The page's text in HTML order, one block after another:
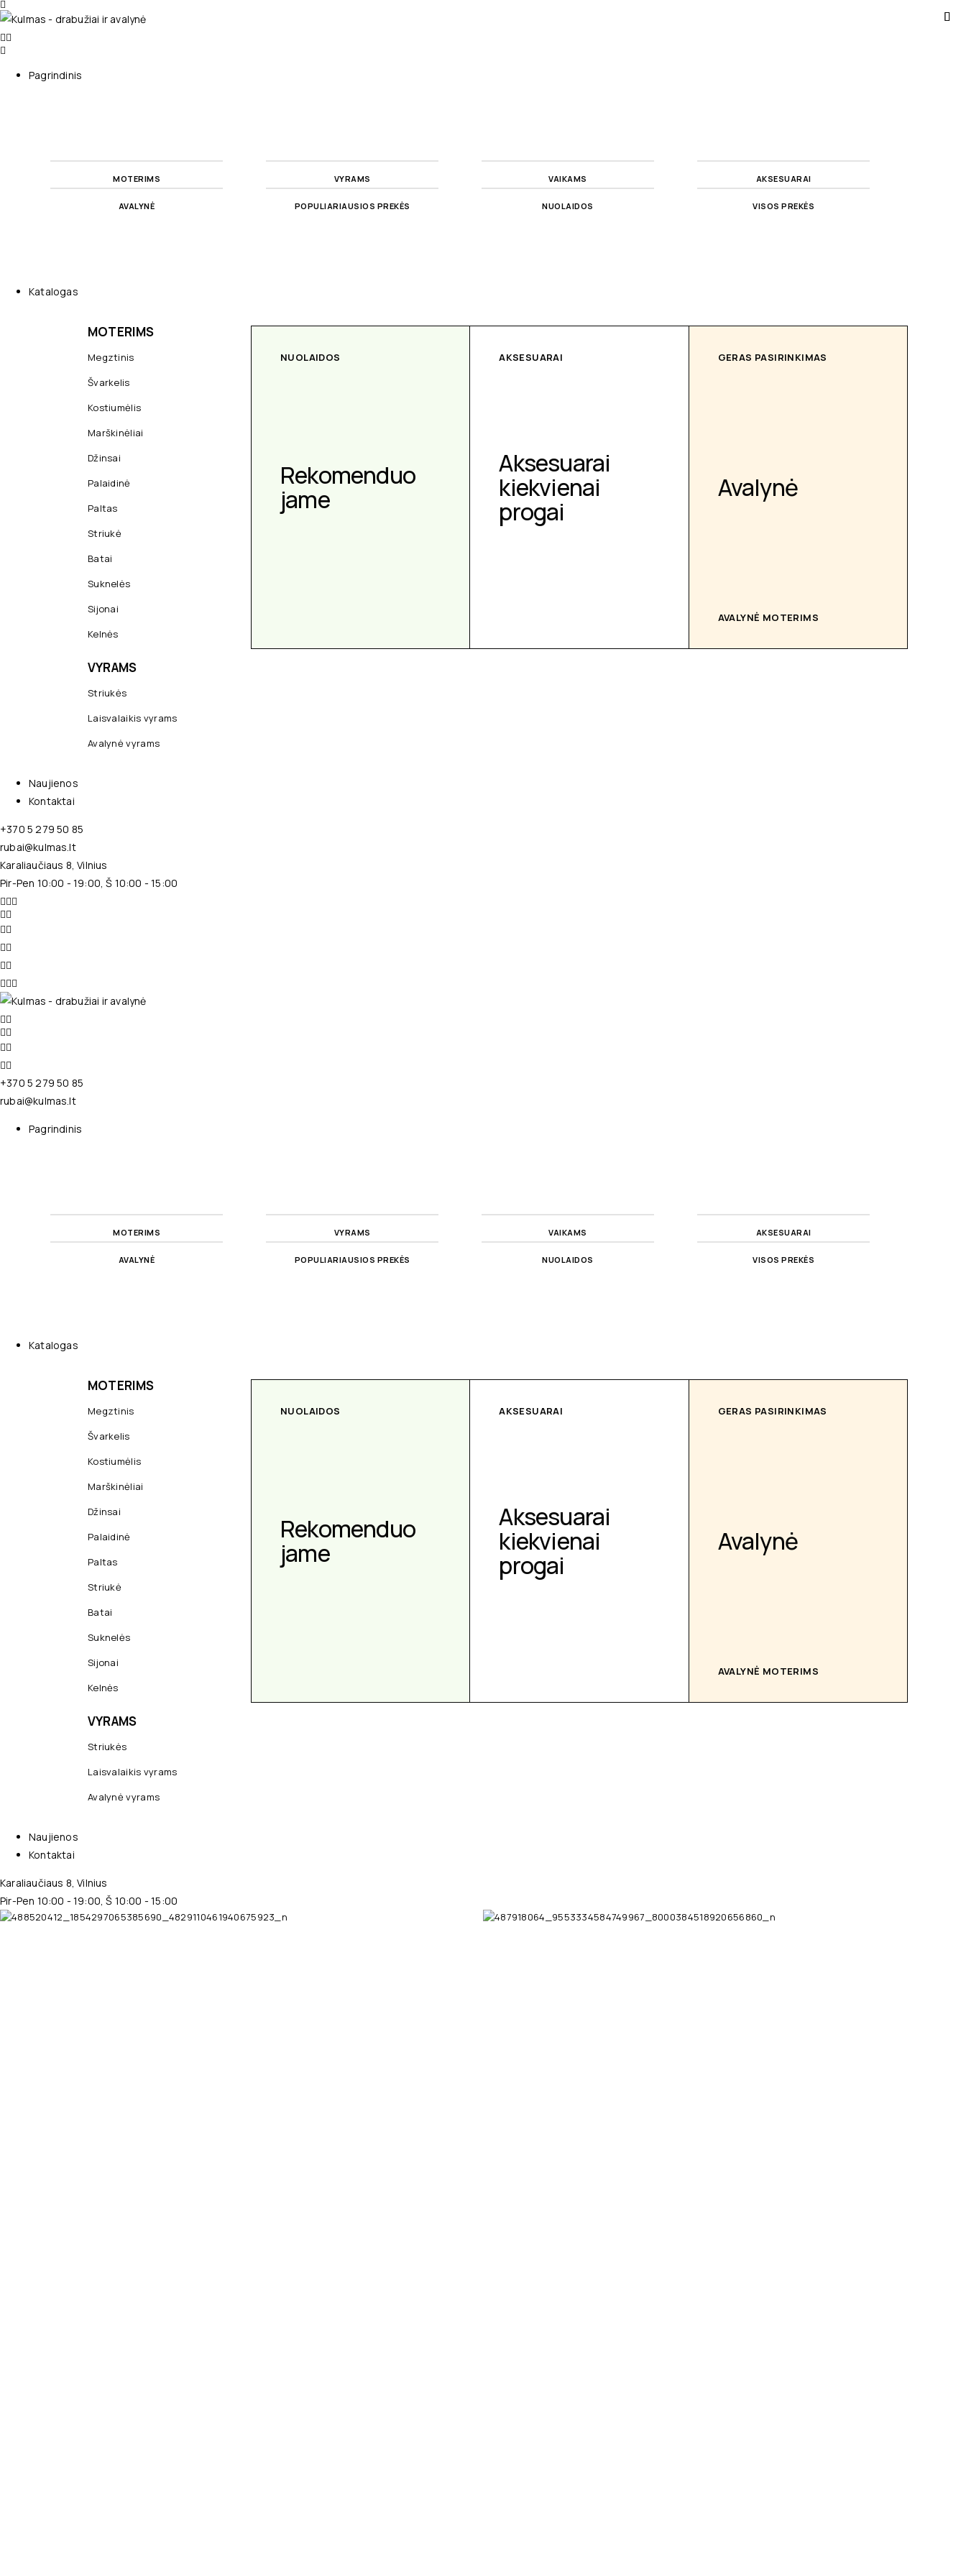
Pagrindinis
MOTERIMS VYRAMS VAIKAMS AKSESUARAI
AVALYNĖ POPULIARIAUSIOS PREKĖS NUOLAIDOS VISOS PREKĖS
Katalogas
MOTERIMS
Megztinis
Švarkelis
Kostiumėlis
Marškinėliai
Džinsai
Palaidinė
Paltas
Striukė
Batai
Suknelės
Sijonai
Kelnės
VYRAMS
Striukės
Laisvalaikis vyrams
Avalynė vyrams
NUOLAIDOS
Rekomenduo
jame
AKSESUARAI
Aksesuarai
kiekvienai
progai
GERAS PASIRINKIMAS
Avalynė
AVALYNĖ MOTERIMS
Naujienos
Kontaktai
+370 5 279 50 85
rubai@kulmas.lt
Karaliaučiaus 8, Vilnius
Pir-Pen 10:00 - 19:00, Š 10:00 - 15:00
+370 5 279 50 85
rubai@kulmas.lt
Pagrindinis
MOTERIMS VYRAMS VAIKAMS AKSESUARAI
AVALYNĖ POPULIARIAUSIOS PREKĖS NUOLAIDOS VISOS PREKĖS
Katalogas
MOTERIMS
Megztinis
Švarkelis
Kostiumėlis
Marškinėliai
Džinsai
Palaidinė
Paltas
Striukė
Batai
Suknelės
Sijonai
Kelnės
VYRAMS
Striukės
Laisvalaikis vyrams
Avalynė vyrams
NUOLAIDOS
Rekomenduo
jame
AKSESUARAI
Aksesuarai
kiekvienai
progai
GERAS PASIRINKIMAS
Avalynė
AVALYNĖ MOTERIMS
Naujienos
Kontaktai
Karaliaučiaus 8, Vilnius
Pir-Pen 10:00 - 19:00, Š 10:00 - 15:00